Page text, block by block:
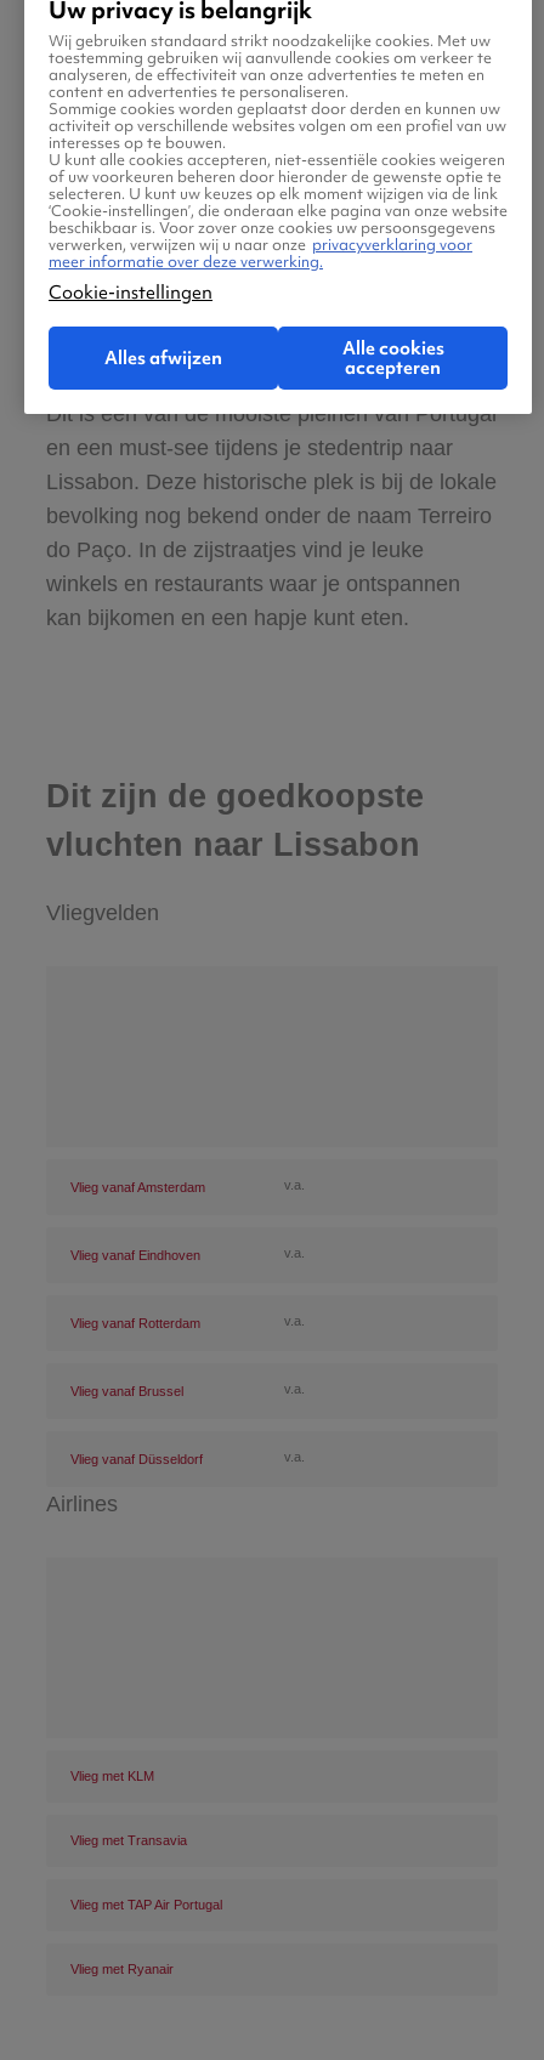
Een bezoek aan Lissabon is niet compleet
zonder een dagtrip naar het historische
Belém. De iconische Torre de Belém is een
fort dat oorspronkelijk werd gebouwd om de
haven van Lissabon te beschermen. Vlakbij
vind je het prachtige Mosteiro dos Jerónimos;
een eeuwenoud klooster dat op de
werelderfgoedlijst van UNESCO staat en een
meesterwerk van de Manuelstijl is.
Ontdek Praça do Comércio
Dit is een van de mooiste pleinen van Portugal
en een must-see tijdens je stedentrip naar
Lissabon. Deze historische plek is bij de lokale
bevolking nog bekend onder de naam Terreiro
do Paço. In de zijstraatjes vind je leuke
winkels en restaurants waar je ontspannen
kan bijkomen en een hapje kunt eten.
Dit zijn de goedkoopste
vluchten naar Lissabon
Vliegvelden
Vlieg vanaf Amsterdam v.a.
Vlieg vanaf Eindhoven v.a.
Vlieg vanaf Rotterdam v.a.
Vlieg vanaf Brussel v.a.
Vlieg vanaf Düsseldorf v.a.
Airlines
Vlieg met KLM
Vlieg met Transavia
Vlieg met TAP Air Portugal
Vlieg met Ryanair
Uw privacy is belangrijk
Wij gebruiken standaard strikt noodzakelijke cookies. Met uw
toestemming gebruiken wij aanvullende cookies om verkeer te
analyseren, de effectiviteit van onze advertenties te meten en
content en advertenties te personaliseren.
Sommige cookies worden geplaatst door derden en kunnen uw
activiteit op verschillende websites volgen om een profiel van uw
interesses op te bouwen.
U kunt alle cookies accepteren, niet-essentiële cookies weigeren
of uw voorkeuren beheren door hieronder de gewenste optie te
selecteren. U kunt uw keuzes op elk moment wijzigen via de link
‘Cookie-instellingen’, die onderaan elke pagina van onze website
beschikbaar is. Voor zover onze cookies uw persoonsgegevens
verwerken, verwijzen wij u naar onze privacyverklaring voor
meer informatie over deze verwerking.
Cookie-instellingen
Alles afwijzen
Alle cookies
accepteren